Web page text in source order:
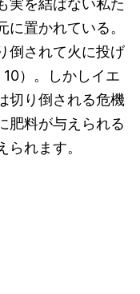
実を結ばない私た
置かれている。
倒されて火に投げ
）。しかしイエ
切り倒される危機
肥料が与えられる
れます。